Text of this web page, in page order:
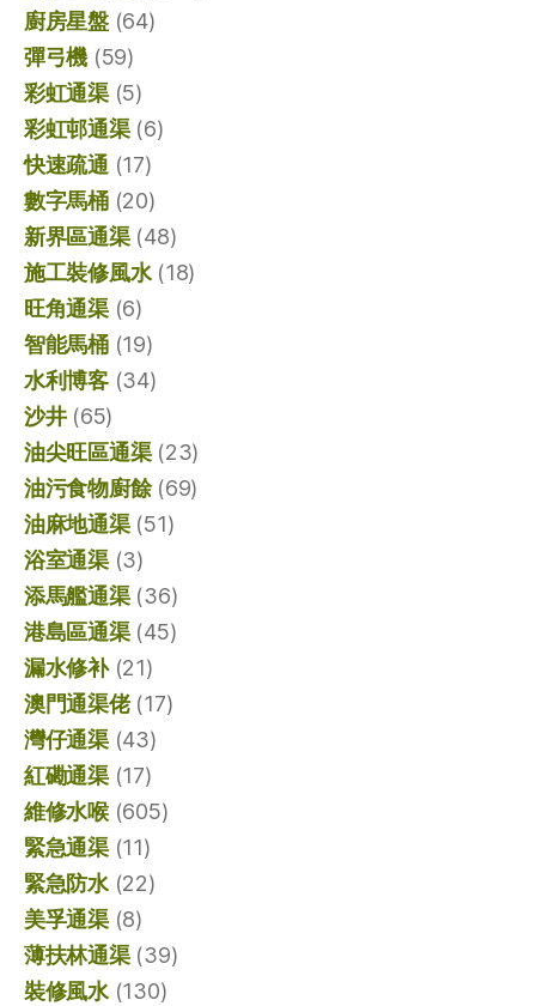
廚房星盤(64)
彈弓機 (59)
彩虹通渠(5)
彩虹邨通渠(6)
快速疏通(17)
數字馬桶(20)
新界區通渠(48)
施工裝修風水(18)
旺角通渠(6)
智能馬桶(19)
水利博客(34)
沙井(65)
油尖旺區通渠(23)
油污食物廚餘(69)
油麻地通渠(51)
浴室通渠(3)
添馬艦通渠(36)
港島區通渠(45)
漏水修补(21)
澳門通渠佬(17)
灣仔通渠(43)
紅磡通渠(17)
維修水喉(605)
緊急通渠(11)
緊急防水(22)
美孚通渠(8)
薄扶林通渠(39)
裝修風水(130)